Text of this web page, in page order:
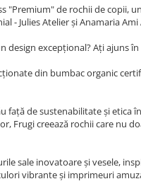
"Premium" de rochii de copii,
- Julies Atelier și Anamaria
design excepțional? Ați ajuns
din bumbac organic
față de sustenabilitate și etica
Frugi creează rochii care nu
sale inovatoare și vesele,
vibrante și imprimeuri